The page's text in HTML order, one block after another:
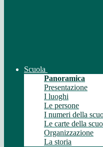
Scuola
Panoramica
Presentazione
I luoghi
Le persone
I numeri della
Le carte della
Organizzazione
La storia